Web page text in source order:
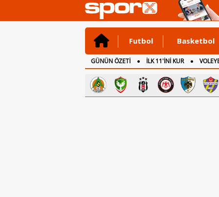
Futbol Basketbol
GÜNÜN ÖZETİ İLK 11'İNİ KUR
CANLI ANLATIM
İNGİLTERE